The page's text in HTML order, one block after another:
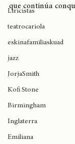
bronko yotte
Liricistas
teatrocariola
eskinafamiliaskuad
jazz
JorjaSmith
Kofi Stone
Birmingham
Inglaterra
mezcla de R&B